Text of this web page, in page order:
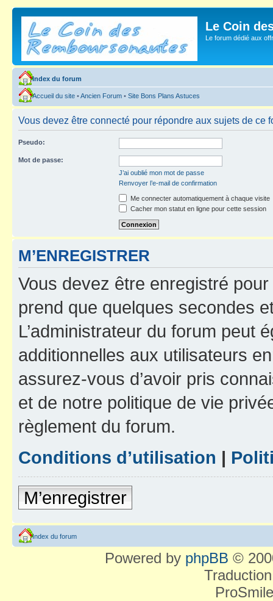
Le Coin
Le forum dédié aux
Index du forum
Accueil du site •Ancien Forum • Site Bons Plans Astuces
Vous devez être connecté pour répondre aux sujets de ce
Pseudo:
Mot de passe:
J’ai oublié mon mot de passe
Renvoyer l’e-mail de confirmation
Me connecter automatiquement à chaque visite
Cacher mon statut en ligne pour cette session
M’ENREGISTRER
Vous devez être enregistré
prend que quelques secondes
L’administrateur du forum peut
additionnelles aux utilisateurs
assurez-vous d’avoir pris
et de notre politique de vie
règlement du forum.
Conditions d’utilisation |
M’enregistrer
Index du forum
Powered by phpBB ©